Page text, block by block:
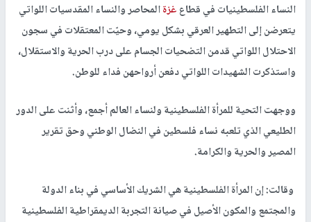
النساء الفلسطينيات في قطاعغزةالمحاصر والنساء المقدسيات اللواتي
يتعرضن إلى التطهير العرقي بشكل يومي، وحيّت المعتقلات في سجون
الاحتلال اللواتي قدمن التضحيات الجسام على درب الحرية والاستقلال،
واستذكرت الشهيدات اللواتي دفعن أرواحهن فداء للوطن.
ووجهت التحية للمرأة الفلسطينية ولنساء العالم أجمع، وأثنت على الدور
الطليعي الذي تلعبه نساء فلسطين في النضال الوطني وحق تقرير
المصير والحرية والكرامة.
وقالت: إن المرأة الفلسطينية هي الشريك الأساسي في بناء الدولة
والمجتمع والمكون الأصيل في صيانة التجربة الديمقراطية الفلسطينية